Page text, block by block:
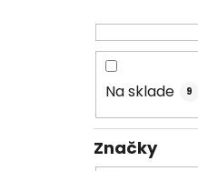
Na sklade 9
Značky